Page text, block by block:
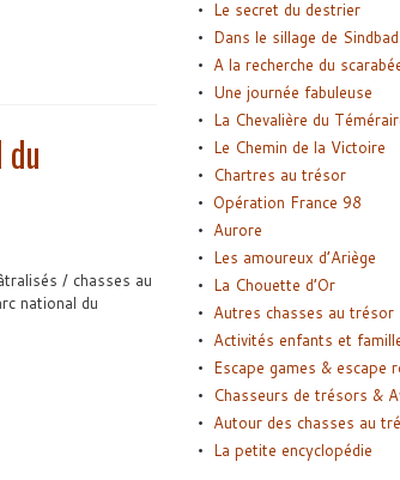
/ chasses au
national du
Le secret du destrier
Dans le sillage de Sindbad
A la recherche du
Une journée fabuleuse
La Chevalière du
Le Chemin de la Victoire
Chartres au trésor
Opération France 98
Aurore
Les amoureux d’Ariège
La Chouette d’Or
Autres chasses au trésor
Activités enfants et
Escape games & escape
Chasseurs de trésors &
Autour des chasses au
La petite encyclopédie